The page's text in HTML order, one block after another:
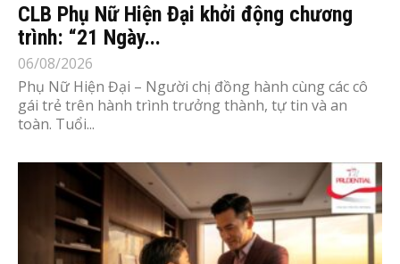
CLB Phụ Nữ Hiện Đại khởi động chương
trình: “21 Ngày...
06/08/2026
Phụ Nữ Hiện Đại – Người chị đồng hành cùng các cô
gái trẻ trên hành trình trưởng thành, tự tin và an
toàn. Tuổi...